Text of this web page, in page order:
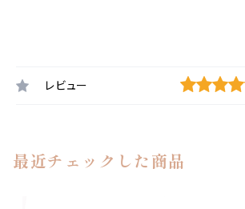
レビュー
最近チェックした商品